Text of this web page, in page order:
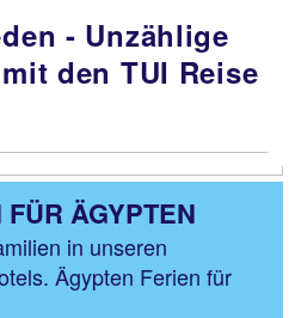
- Unzählige
den TUI Reise
ÄGYPTEN
in unseren
Ägypten Ferien für